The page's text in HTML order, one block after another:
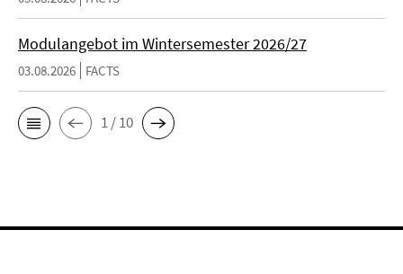
Modulangebot im Wintersemester 2026/27
03.08.2026 FACTS
1 / 10